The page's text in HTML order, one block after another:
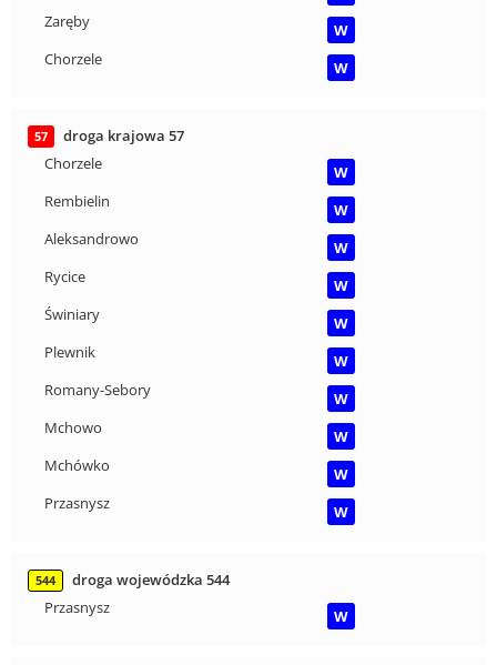
Zaręby
W
Chorzele
W
57
droga krajowa 57
Chorzele
W
Rembielin
W
Aleksandrowo
W
Rycice
W
Świniary
W
Plewnik
W
Romany-Sebory
W
Mchowo
W
Mchówko
W
Przasnysz
W
544
droga wojewódzka 544
Przasnysz
W